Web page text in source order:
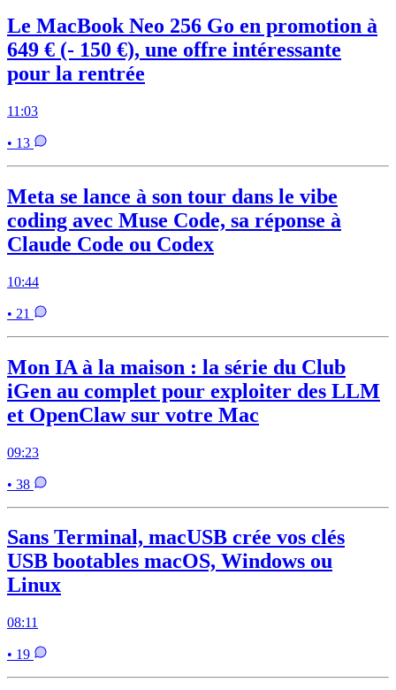
Le MacBook Neo 256 Go en promotion à
649 € (- 150 €), une offre intéressante
pour la rentrée
11:03
• 13
Meta se lance à son tour dans le vibe
coding avec Muse Code, sa réponse à
Claude Code ou Codex
10:44
• 21
Mon IA à la maison : la série du Club
iGen au complet pour exploiter des LLM
et OpenClaw sur votre Mac
09:23
• 38
Sans Terminal, macUSB crée vos clés
USB bootables macOS, Windows ou
Linux
08:11
• 19